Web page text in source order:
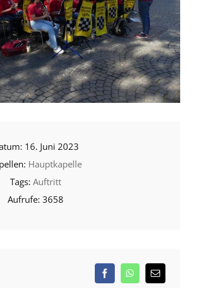
16. Juni 2023
Hauptkapelle
Auftritt
3658